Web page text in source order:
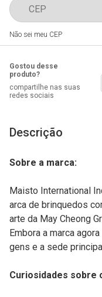
Não sei meu CEP
Gostou desse
produto?
compartilhe nas suas
redes sociais
Descrição
Sobre a marca:
Maisto International
arca de brinquedos
arte da May Cheong
Embora a marca
gens e a sede
Curiosidades sobre